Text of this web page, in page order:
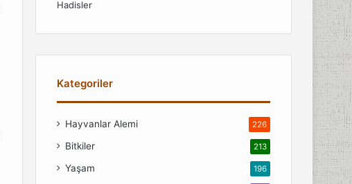
Kategoriler
Hayvanlar Alemi 226
Bitkiler 213
Yaşam 196